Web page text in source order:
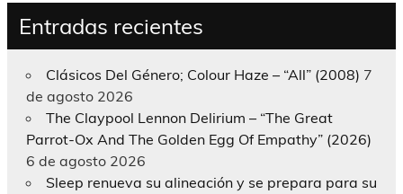
Entradas recientes
Clásicos Del Género; Colour Haze – “All” (2008) 7
de agosto 2026
The Claypool Lennon Delirium – “The Great
Parrot-Ox And The Golden Egg Of Empathy” (2026)
6 de agosto 2026
Sleep renueva su alineación y se prepara para su